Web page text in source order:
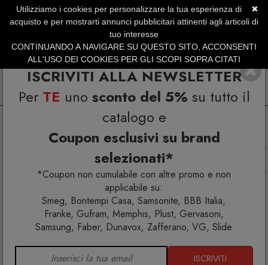
ISCRIVITI ALLA NEWSLETTER
Per TE uno sconto del 5% su tutto il
catalogo e
Coupon esclusivi su brand
selezionati*
*Coupon non cumulabile con altre promo e non
applicabile su:
Smeg, Bontempi Casa, Samsonite, BBB Italia,
Franke, Gufram, Memphis, Plust, Gervasoni,
Samsung, Faber, Dunavox, Zafferano, VG, Slide
ISCRIVITI
SERVIZIO CLIENTI +39.0773.470.562
SUMMER SALES | Fino al 40% di Sconto
Arredo interno Sedie
✖
Utilizziamo i cookies per personalizzare la tua esperienza di
acquisto e per mostrarti annunci pubblicitari attinenti agli articoli di
tuo interesse
CONTINUANDO A NAVIGARE SU QUESTO SITO, ACCONSENTI
ALL'USO DEI COOKIES PER GLI SCOPI SOPRA CITATI